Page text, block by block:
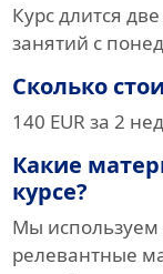
Курс длится
занятий с
Сколько
140 EUR за 2
Какие
курсе?
Мы используем
релевантные